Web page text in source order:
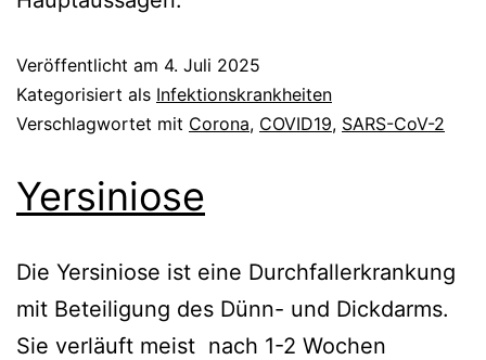
Veröffentlicht am 4. Juli 2025
Kategorisiert als Infektionskrankheiten
Verschlagwortet mit Corona, COVID19, SARS-CoV-2
Yersiniose
Die Yersiniose ist eine Durchfallerkrankung
mit Beteiligung des Dünn- und Dickdarms.
Sie verläuft meist nach 1-2 Wochen